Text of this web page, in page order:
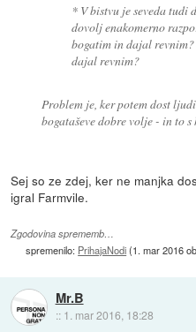
* V bistvu je seveda tudi
dovolj enakomerno
bogatim in dajal
dajal revnim?
Problem je, ker potem dost
bogataševe dobre volje - in to
Sej so ze zdej, ker ne manjka
igral Farmvile.
Zgodovina sprememb…
spremenilo: PrihajaNodi(1. mar 2016
Mr.B
:: 1. mar 2016, 18:28